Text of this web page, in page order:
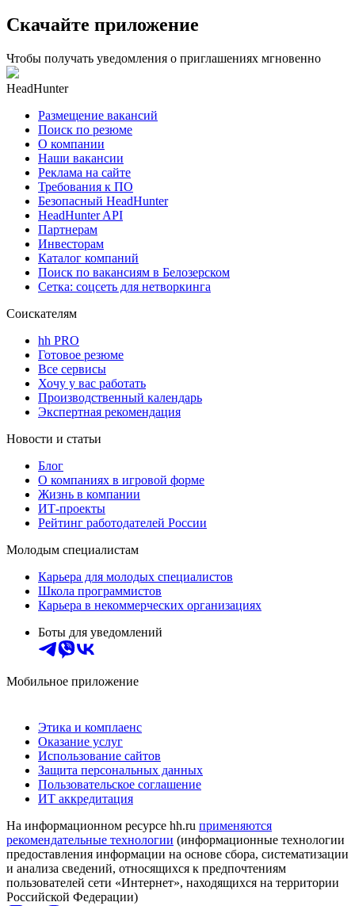
Скачайте приложение
Чтобы получать уведомления о приглашениях мгновенно
HeadHunter
Размещение вакансий
Поиск по резюме
О компании
Наши вакансии
Реклама на сайте
Требования к ПО
Безопасный HeadHunter
HeadHunter API
Партнерам
Инвесторам
Каталог компаний
Поиск по вакансиям в Белозерском
Сетка: соцсеть для нетворкинга
Соискателям
hh PRO
Готовое резюме
Все сервисы
Хочу у вас работать
Производственный календарь
Экспертная рекомендация
Новости и статьи
Блог
О компаниях в игровой форме
Жизнь в компании
ИТ-проекты
Рейтинг работодателей России
Молодым специалистам
Карьера для молодых специалистов
Школа программистов
Карьера в некоммерческих организациях
Боты для уведомлений
Мобильное приложение
Этика и комплаенс
Оказание услуг
Использование сайтов
Защита персональных данных
Пользовательское соглашение
ИТ аккредитация
На информационном ресурсе hh.ru применяются
рекомендательные технологии (информационные технологии
предоставления информации на основе сбора, систематизации
и анализа сведений, относящихся к предпочтениям
пользователей сети «Интернет», находящихся на территории
Российской Федерации)